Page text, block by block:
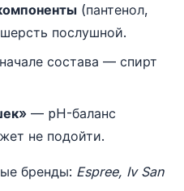
(пантенол,
послушной.
состава — спирт
— pH-баланс
не подойти.
бренды: Espree, Iv San